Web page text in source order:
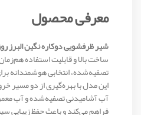
معرفی محصول
شیر ظرفشویی دوکاره نگین البرز
ساخت بالا و قابلیت استفاده
تصفیه‌شده، انتخابی هوشمندانه
این مدل با بهره‌گیری از دو مسیر
آب آشامیدنی تصفیه‌شده و آب
فراهم می‌کند و باعث حفظ زیبایی